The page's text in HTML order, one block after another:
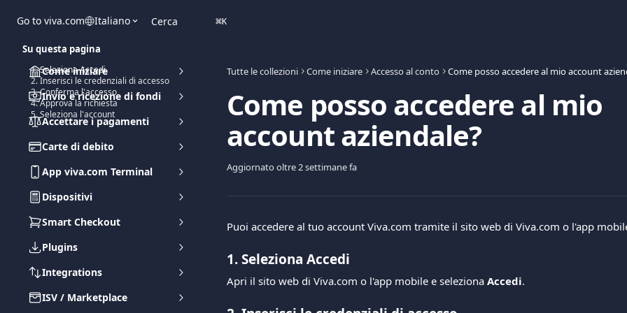
Go to viva.com Italiano Cerca ⌘K
Come iniziare
Invio e ricezione di fondi
Accettare i pagamenti
Carte di debito
App viva.com Terminal
Dispositivi
Smart Checkout
Plugins
Integrations
ISV / Marketplace
Tutte le collezioni Come iniziare Accesso al conto
Come posso accedere al mio
account aziendale?
Aggiornato oltre 2 settimane fa
Puoi accedere al tuo account Viva.com tramite il sito web di Viva.com o l'app
1. Seleziona Accedi
Apri il sito web di Viva.com o l'app mobile e seleziona Accedi.
Su questa pagina
1. Seleziona Accedi
2. Inserisci le credenziali di accesso
3. Conferma l'accesso
4. Approva la richiesta
5. Seleziona l'account